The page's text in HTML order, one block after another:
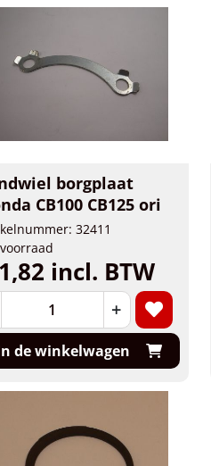
borgplaat
CB100 CB125 ori
32411
incl. BTW
+
de winkelwagen